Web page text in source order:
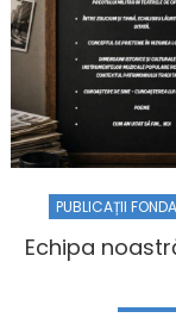
PUBLICAȚII
Echipa